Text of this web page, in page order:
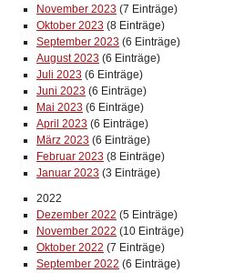
November 2023 (7 Einträge)
Oktober 2023 (8 Einträge)
September 2023 (6 Einträge)
August 2023 (6 Einträge)
Juli 2023 (6 Einträge)
Juni 2023 (6 Einträge)
Mai 2023 (6 Einträge)
April 2023 (6 Einträge)
März 2023 (6 Einträge)
Februar 2023 (8 Einträge)
Januar 2023 (3 Einträge)
2022
Dezember 2022 (5 Einträge)
November 2022 (10 Einträge)
Oktober 2022 (7 Einträge)
September 2022 (6 Einträge)